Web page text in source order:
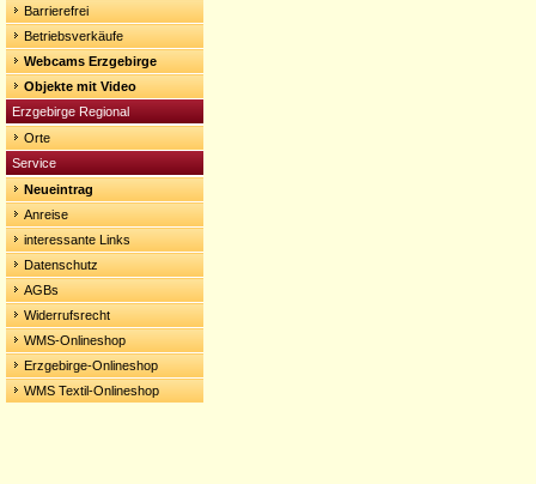
Barrierefrei
Betriebsverkäufe
Webcams Erzgebirge
Objekte mit Video
Erzgebirge Regional
Orte
Service
Neueintrag
Anreise
interessante Links
Datenschutz
AGBs
Widerrufsrecht
WMS-Onlineshop
Erzgebirge-Onlineshop
WMS Textil-Onlineshop